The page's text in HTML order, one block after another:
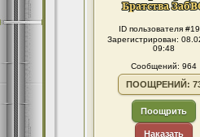
ID пользователя
Зарегистрирован:
09:48
Сообщений: 964
ПООЩРЕНИЙ:
Поощрить
Наказать